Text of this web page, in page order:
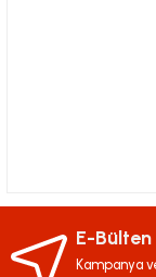
E-
Kampanya